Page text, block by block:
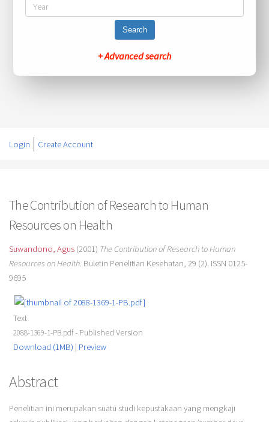
Search
+ Advanced search
Login Create Account
The Contribution of Research to Human
Resources on Health
Suwandono, Agus(2001) The Contribution of Research to Human
Resources on Health. Buletin Penelitian Kesehatan, 29 (2). ISSN 0125-
9695
Text
2088-1369-1-PB.pdf- Published Version
Download (1MB) | Preview
Abstract
Penelitian ini merupakan suatu studi kepustakaan yang mengkaji